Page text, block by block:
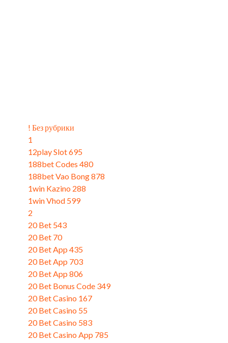
! Без рубрики
1
12play Slot 695
188bet Codes 480(3)
188bet Vao Bong 878
1win Kazino 288
1win Vhod 599(1)
2
20 Bet 543
20 Bet 70(3)
20 Bet App 435
20 Bet App 703
20 Bet App 806
20 Bet Bonus Code 349(1)
20 Bet Casino 167
20 Bet Casino 55
20 Bet Casino 583
20 Bet Casino App 785